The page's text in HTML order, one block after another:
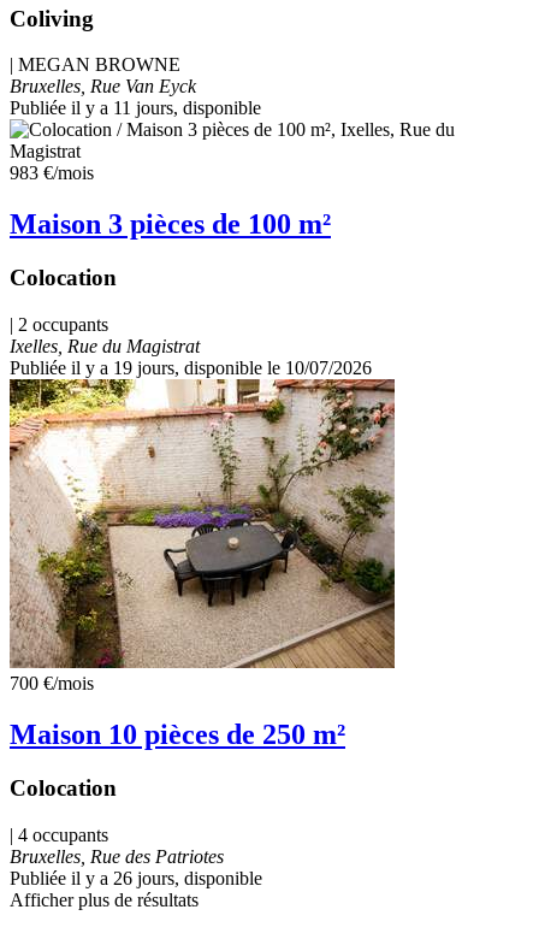
Coliving
MEGAN BROWNE
Bruxelles, Rue Van Eyck
Publiée il y a 11 jours, disponible
983 €/mois
Maison 3 pièces de 100 m²
Colocation
| 2 occupants
Ixelles, Rue du Magistrat
Publiée il y a 19 jours, disponible le 10/07/2026
700 €/mois
Maison 10 pièces de 250 m²
Colocation
| 4 occupants
Bruxelles, Rue des Patriotes
Publiée il y a 26 jours, disponible
Afficher plus de résultats